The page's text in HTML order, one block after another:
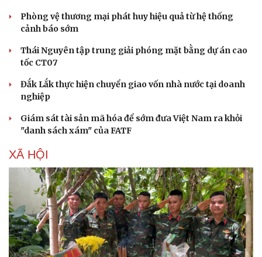
Phòng vệ thương mại phát huy hiệu quả từ hệ thống
cảnh báo sớm
Thái Nguyên tập trung giải phóng mặt bằng dự án cao
tốc CT07
Đắk Lắk thực hiện chuyển giao vốn nhà nước tại doanh
nghiệp
Giám sát tài sản mã hóa để sớm đưa Việt Nam ra khỏi
"danh sách xám" của FATF
XÃ HỘI